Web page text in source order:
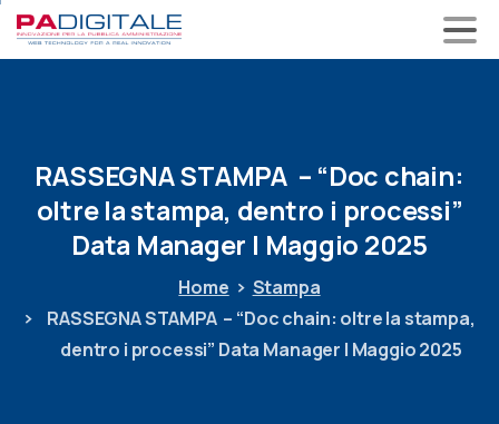
RASSEGNASTAMPA – “Doc chain:
oltre lastampa, dentro i processi”
Data Manager | Maggio 2025
Home
Stampa
RASSEGNA STAMPA – “Doc chain: oltre la stampa,
dentro i processi” Data Manager | Maggio 2025